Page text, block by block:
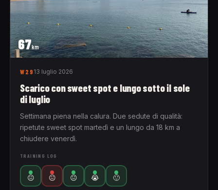
67km
W29 13 luglio 2026
Scarico con sweet spot e lungo sotto il sole
di luglio
Settimana piena nella calura. Due sedute di qualità:
ripetute sweet spot martedì e un lungo da 18 km a
chiudere venerdì.
TRAINING LOG
😐 😐 😐 😭 🙂